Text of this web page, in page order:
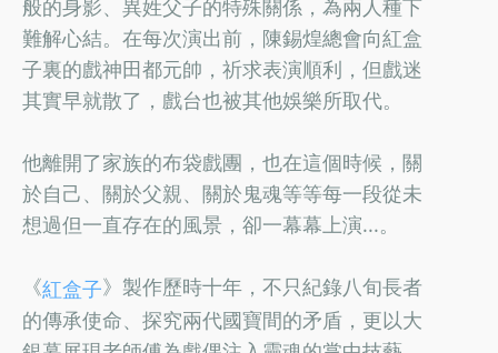
般的身影、異姓父子的特殊關係，為兩人種下
難解心結。在每次演出前，陳錫煌總會向紅盒
子裏的戲神田都元帥，祈求表演順利，但戲迷
其實早就散了，戲台也被其他娛樂所取代。
他離開了家族的布袋戲團，也在這個時候，關
於自己、關於父親、關於鬼魂等等每一段從未
想過但一直存在的風景，卻一幕幕上演...。
《紅盒子》製作歷時十年，不只紀錄八旬長者
的傳承使命、探究兩代國寶間的矛盾，更以大